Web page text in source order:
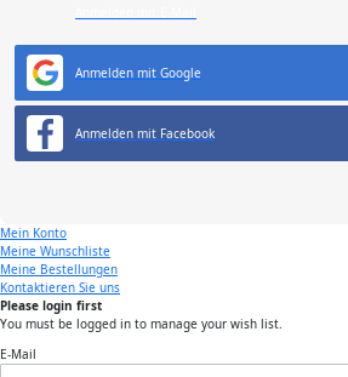
Anmelden mit Google
Anmelden mit Facebook
Mein Konto
Meine Wunschliste
Meine Bestellungen
Kontaktieren Sie uns
Please login first
You must be logged in to manage your wish list.
E-Mail